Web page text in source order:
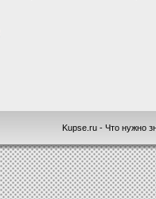
Kupse.ru - Что нужно